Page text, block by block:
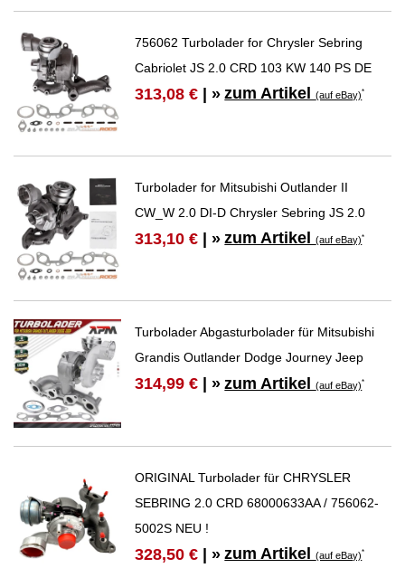
756062 Turbolader for Chrysler Sebring
Cabriolet JS 2.0 CRD 103 KW 140 PS DE
313,08 € | » zum Artikel(auf eBay)*
Turbolader for Mitsubishi Outlander II
CW_W 2.0 DI-D Chrysler Sebring JS 2.0
313,10 € | » zum Artikel(auf eBay)*
Turbolader Abgasturbolader für Mitsubishi
Grandis Outlander Dodge Journey Jeep
314,99 € | » zum Artikel(auf eBay)*
ORIGINAL Turbolader für CHRYSLER
SEBRING 2.0 CRD 68000633AA / 756062-
5002S NEU !
328,50 € | » zum Artikel(auf eBay)*